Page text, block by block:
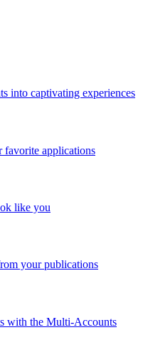
into captivating experiences
favorite applications
like you
your publications
with the Multi-Accounts